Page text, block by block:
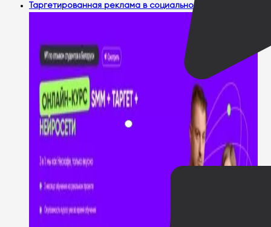
Таргетированная реклама в социальной сети Twitter